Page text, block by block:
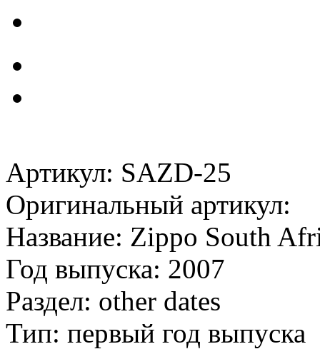
Артикул: SAZD-25
Оригинальный артикул:
Название: Zippo South
Год выпуска: 2007
Раздел: other dates
Тип: первый год выпуска